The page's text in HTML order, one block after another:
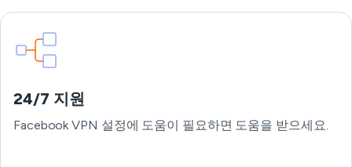
24/7 지원
Facebook VPN 설정에 도움이 필요하면 도움을 받으세요.